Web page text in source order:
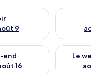
9
pour ce soir août 8
Vérifier
end
16
pour ce week-end
Le
Vérifier